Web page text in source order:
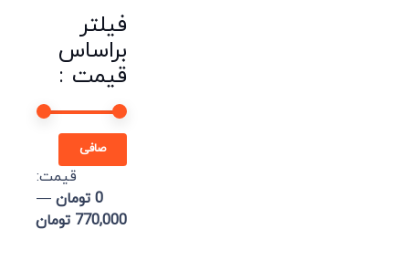
فیلتر
براساس
قیمت :
صافی
قيمت:
0 تومان
—
770,000 تومان